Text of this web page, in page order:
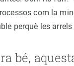
com la
perquè les arrels
bé,